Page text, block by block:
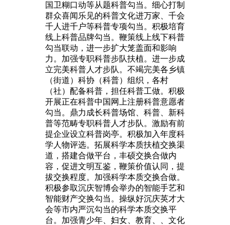
国卫糊口动等从题科普勾当。细心打制
群众喜闻乐见的科普文化进万家、千会
千人进千户等科普专项勾当。积极培育
线上科普品牌勾当。鞭策线上线下科普
勾当联动，进一步扩大笼盖面和影响
力。加强专职科普步队扶植。进一步成
立完美科普人才步队。不竭完美各乡镇
（街道）科协（科普）组织，各村
（社）配备科普，担任科普工做。积极
开展正在科普中国网上注册科普意愿者
勾当。鼎力成长科普场馆、科普、新科
普等范畴专职科普人才步队。激励有前
提企业设立科普岗亭。积极加入年度科
学人物评选。拓展科学本质扶植交换渠
道，搭建合做平台，丰硕交换合做内
容，促进文明互鉴，鞭策价值认同，提
拔交换程度。加强科学本质交换合做。
积极参取沉庆智博会举办的智能手艺和
智能财产交换勾当。操纵好沉庆英才大
会等市内严沉勾当的科学本质交换平
台。加强青少年、妇女、教育、、文化